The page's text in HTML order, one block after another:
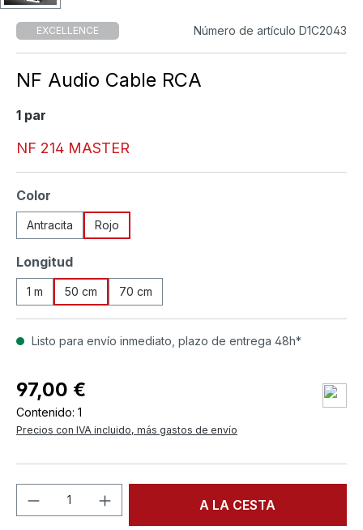
EXCELLENCE Número de artículo D1C2043
NF Audio Cable RCA
1 par
NF 214 MASTER
Seleccione
Color
Antracita Rojo
Seleccione
Longitud
1 m 50 cm 70 cm
Listo para envío inmediato, plazo de entrega 48h*
97,00 €
Contenido: 1
Precios con IVA incluido, más gastos de envío
Cantidad del producto: introduce la
A LA CESTA